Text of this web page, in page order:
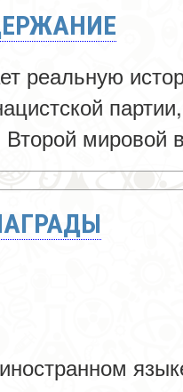
реальную
мировой